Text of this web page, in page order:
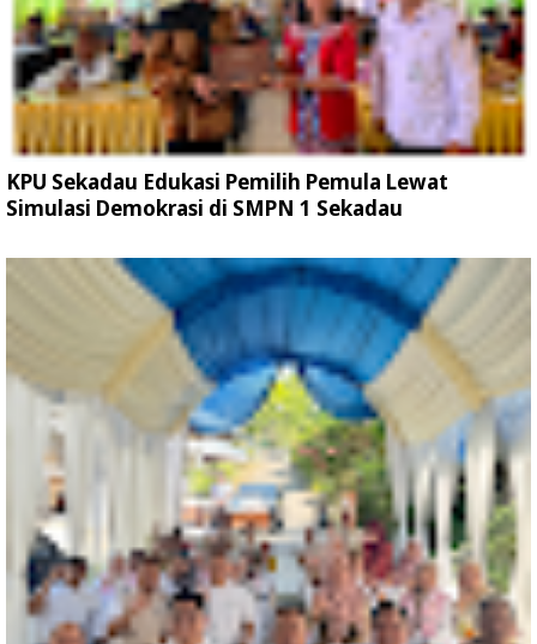
KPU Sekadau Edukasi Pemilih Pemula Lewat
Simulasi Demokrasi di SMPN 1 Sekadau